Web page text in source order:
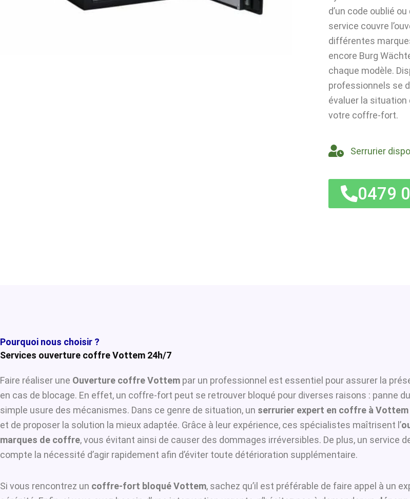
d’un code oublié
service couvre
différentes
encore Burg
chaque modèle.
professionnels se
évaluer la situation
votre coffre-fort.
Serrurier
0479
Pourquoi nous choisir ?
Services ouverture coffre Vottem 24h/7
Faire réaliser une Ouverture coffre Vottem par un professionnel est essentiel pour assurer la
en cas de blocage. En effet, un coffre-fort peut se retrouver bloqué pour diverses raisons : panne
simple usure des mécanismes. Dans ce genre de situation, un serrurier expert en coffre à Vottem
et de proposer la solution la mieux adaptée. Grâce à leur expérience, ces spécialistes maîtrisent l’
marques de coffre, vous évitant ainsi de causer des dommages irréversibles. De plus, un service
compte la nécessité d’agir rapidement afin d’éviter toute détérioration supplémentaire.
Si vous rencontrez un coffre-fort bloqué Vottem, sachez qu’il est préférable de faire appel à un